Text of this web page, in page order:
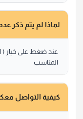
لماذا لم يتم ذكر
عند ضغط على خيار (
المناسب
كيفية التواصل